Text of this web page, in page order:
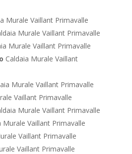
Murale Vaillant Primavalle
Murale Vaillant Primavalle
Murale Vaillant Primavalle
Caldaia Murale Vaillant
Murale Vaillant Primavalle
Vaillant Primavalle
Murale Vaillant Primavalle
Murale Vaillant Primavalle
Vaillant Primavalle
Vaillant Primavalle